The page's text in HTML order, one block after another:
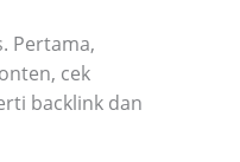
Pertama,
cek
backlink dan